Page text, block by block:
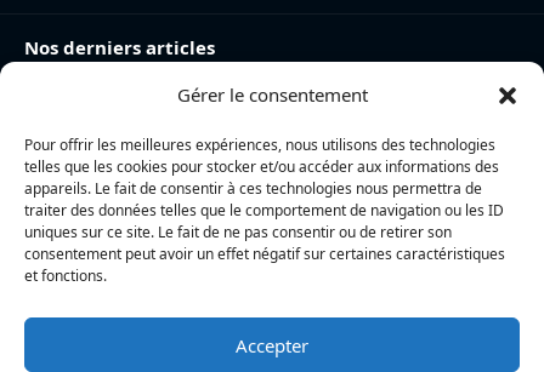
Gérer le consentement
Pour offrir les meilleures expériences, nous utilisons des technologies
telles que les cookies pour stocker et/ou accéder aux informations des
appareils. Le fait de consentir à ces technologies nous permettra de
traiter des données telles que le comportement de navigation ou les ID
uniques sur ce site. Le fait de ne pas consentir ou de retirer son
consentement peut avoir un effet négatif sur certaines caractéristiques
et fonctions.
Accepter
Nos derniers articles
Charente-Maritime : la directrice de la police nationale,
Incendie à la gare de La Rochelle : près de 20 m² de
toiture brûlés, l’origine accidentelle privilégiée
Nina Métayer : « Voir mes boulangeries à La Rochelle
et mon salon de thé à l’île de Ré, c’est un rêve qui se
réalise »
L’actualité locale en continu à La Rochelle et en Charente-